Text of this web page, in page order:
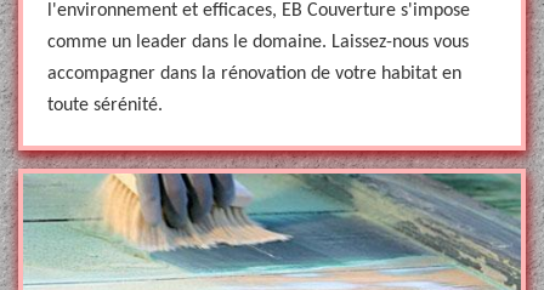
l'environnement et efficaces, EB Couverture s'impose
comme un leader dans le domaine. Laissez-nous vous
accompagner dans la rénovation de votre habitat en
toute sérénité.